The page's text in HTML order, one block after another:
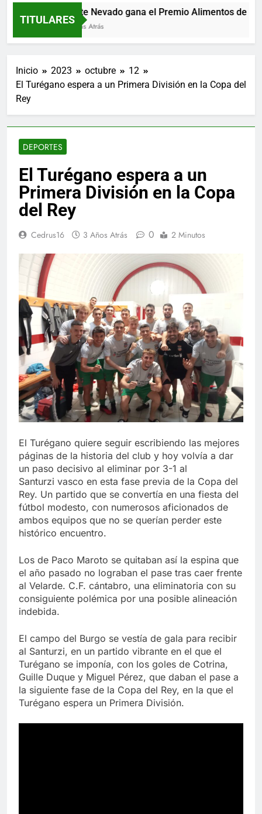
TITULARES
Monte Nevado gana el Premio Alimentos de
9 Horas Atrás
Inicio 2023 octubre
12
El Turégano espera a un Primera División en la Copa del
Rey
DEPORTES
El Turégano espera a un
Primera División en la Copa
del Rey
Cedrus16 3 Años Atrás 0 2 Minutos
El Turégano quiere seguir escribiendo las mejores
páginas de la historia del club y hoy volvía a dar
un paso decisivo al eliminar por 3-1 al
Santurzi vasco en esta fase previa de la Copa del
Rey. Un partido que se convertía en una fiesta del
fútbol modesto, con numerosos aficionados de
ambos equipos que no se querían perder este
histórico encuentro.
Los de Paco Maroto se quitaban así la espina que
el año pasado no lograban el pase tras caer frente
al Velarde. C.F. cántabro, una eliminatoria con su
consiguiente polémica por una posible alineación
indebida.
El campo del Burgo se vestía de gala para recibir
al Santurzi, en un partido vibrante en el que el
Turégano se imponía, con los goles de Cotrina,
Guille Duque y Miguel Pérez, que daban el pase a
la siguiente fase de la Copa del Rey, en la que el
Turégano espera un Primera División.